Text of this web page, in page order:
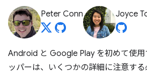
Peter Conn Joyce
Android と Google Play を初めて使用
ッパーは、いくつかの詳細に注意す